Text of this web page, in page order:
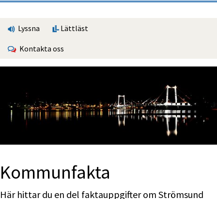
Lyssna Lättläst
Kontakta oss
Kommunfakta
Här hittar du en del faktauppgifter om Strömsund